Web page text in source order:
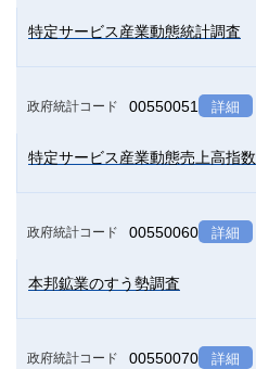
特定サービス産業動態統計調査
政府統計コード 00550051 詳細
特定サービス産業動態売上高指数
政府統計コード 00550060 詳細
本邦鉱業のすう勢調査
政府統計コード 00550070 詳細